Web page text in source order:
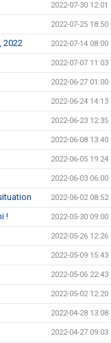
2022-07-30 12:01
2022-07-25 18:50
2022 2022-07-14 08:00
2022-07-07 11:03
2022-06-27 01:00
2022-06-24 14:13
2022-06-23 12:35
2022-06-08 13:40
2022-06-05 19:24
2022-06-03 06:00
2022-06-02 08:52
! 2022-05-30 09:00
2022-05-26 12:26
2022-05-09 15:43
2022-05-06 22:43
2022-05-02 12:20
2022-04-28 13:08
2022-04-27 09:03